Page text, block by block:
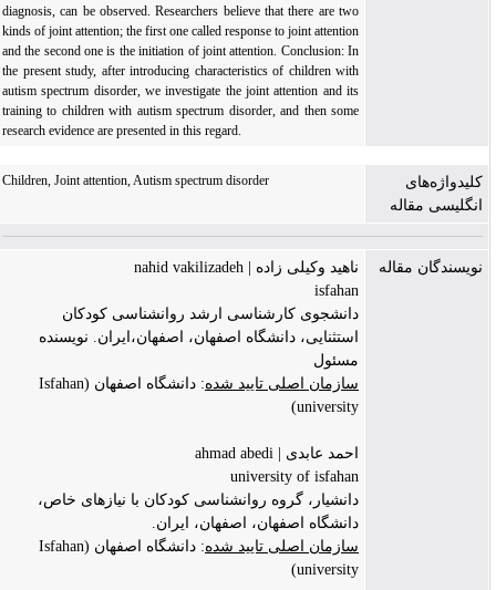
diagnosis, can be observed. Researchers believe that there are two
kinds of joint attention; the first one called response to joint attention
and the second one is the initiation of joint attention. Conclusion: In
the present study, after introducing characteristics of children with
autism spectrum disorder, we investigate the joint attention and its
training to children with autism spectrum disorder, and then some
research evidence are presented in this regard.
کلیدواژه‌های
انگلیسی مقاله
Children, Joint attention, Autism spectrum disorder
نویسندگان مقاله
ناهید وکیلی زاده | nahid vakilizadeh
isfahan
دانشجوی کارشناسی ارشد روانشناسی کودکان
استثنایی، دانشگاه اصفهان، اصفهان،ایران. نویسنده
مسئول
سازمان اصلی تایید شده
: دانشگاه اصفهان (Isfahan
university)
احمد عابدی | ahmad abedi
university of isfahan
دانشیار، گروه روانشناسی کودکان با نیازهای خاص،
دانشگاه اصفهان، اصفهان، ایران.
سازمان اصلی تایید شده
: دانشگاه اصفهان (Isfahan
university)